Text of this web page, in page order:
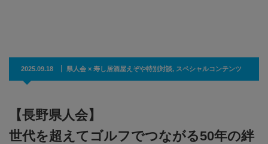
2025.09.18 県人会 × 寿し居酒屋えぞや特別対談, スペシャルコンテンツ
【長野県人会】
世代を超えてゴルフでつながる50年の絆